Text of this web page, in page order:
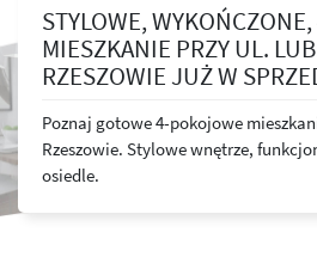
STYLOWE,
MIESZKANIE PRZY UL.
RZESZOWIE JUŻ W
Poznaj gotowe 4-pokojowe
Rzeszowie. Stylowe wnętrze,
osiedle.